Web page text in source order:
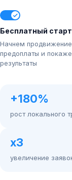
Бесплатный старт
Начнем
предоплаты и
результаты
+180%
рост локального
х3
увеличение